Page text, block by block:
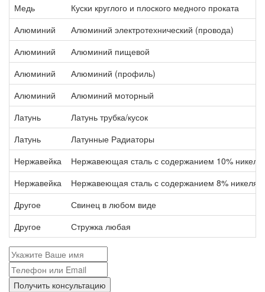
Медь
Куски круглого и плоского медного проката
Алюминий
Алюминий электротехнический (провода)
Алюминий
Алюминий пищевой
Алюминий
Алюминий (профиль)
Алюминий
Алюминий моторный
Латунь
Латунь трубка/кусок
Латунь
Латунные Радиаторы
Нержавейка
Нержавеющая сталь с содержанием 10% никеля
Нержавейка
Нержавеющая сталь с содержанием 8% никеля
Другое
Свинец в любом виде
Другое
Стружка любая
Получить консультацию